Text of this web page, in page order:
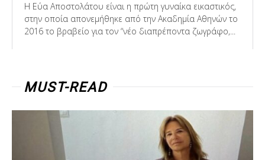
Η Εύα Αποστολάτου είναι η πρώτη γυναίκα εικαστικός,
στην οποία απονεμήθηκε από την Ακαδημία Αθηνών το
2016 το βραβείο για τον “νέο διαπρέποντα ζωγράφο,...
MUST-READ